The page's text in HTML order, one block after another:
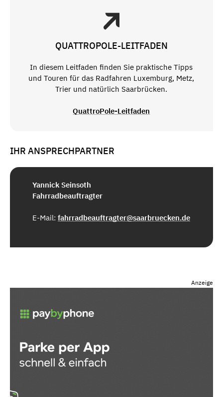
QUATTROPOLE-LEITFADEN
In diesem Leitfaden finden Sie praktische Tipps
und Touren für das Radfahren Luxemburg, Metz,
Trier und natürlich Saarbrücken.
QuattroPole-Leitfaden
IHR ANSPRECHPARTNER
Yannick Seinsoth
Fahrradbeauftragter
E-Mail: fahrradbeauftragter@saarbruecken.de
Anzeige